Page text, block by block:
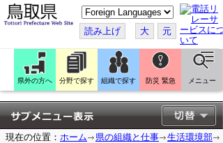
こ
の
ペ
ー
ジ
翻
訳
す
る
読み上げ 大 元
県外の方へ 分野で探す 組織で探す 防災 緊急 メニュー
現在の位置： ホーム 県の組織と仕事
生活環境部